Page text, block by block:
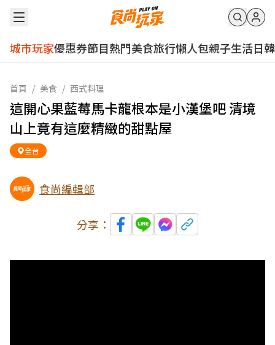
城市玩家優惠券節目熱門美食旅行懶人包親子生活日韓
首頁 / 美食 / 西式料理
這開心果藍莓馬卡龍根本是小漢堡吧 清境
山上竟有這麼精緻的甜點屋
全台
食尚編輯部
分享：